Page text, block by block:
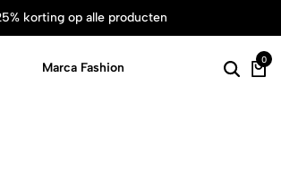
25% korting op alle producten
0